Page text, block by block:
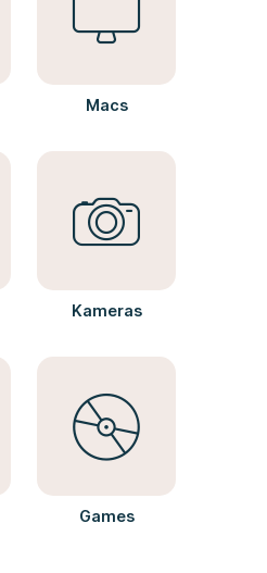
Macs
Kameras
Games